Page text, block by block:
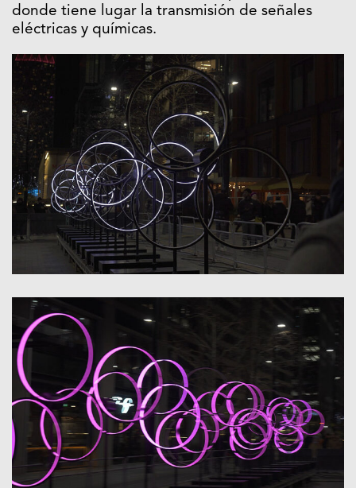
donde tiene lugar la transmisión de señales
eléctricas y químicas.